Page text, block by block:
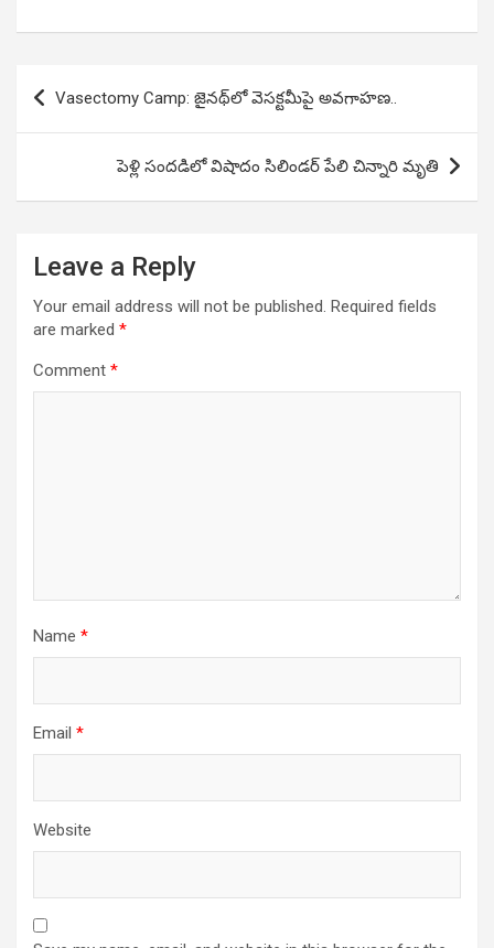
Post
navigation
Vasectomy Camp: జైనథ్‌లో వెసక్టమీపై అవగాహణ..
పెళ్లి సందడిలో విషాదం సిలిండర్ పేలి చిన్నారి మృతి
Leave a Reply
Your email address will not be published. Required fields
are marked *
Comment *
Name *
Email *
Website